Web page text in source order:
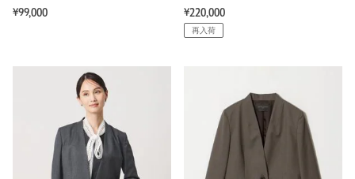
¥99,000
¥220,000
再入荷